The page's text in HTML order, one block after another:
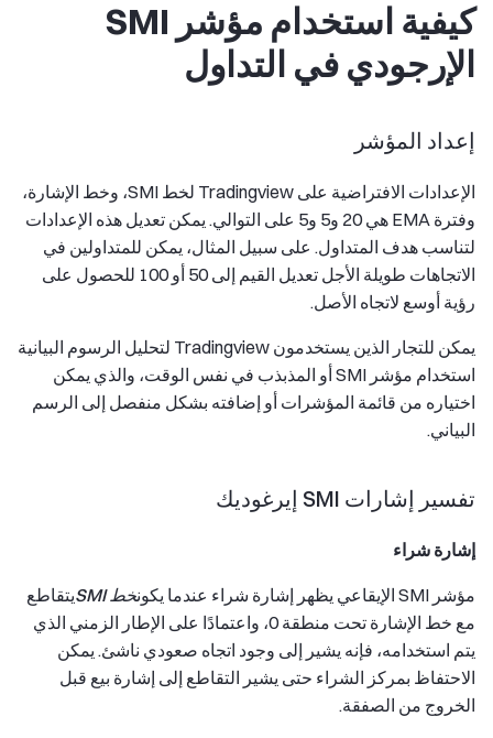
كيفية استخدام مؤشر SMI
الإرجودي في التداول
إعداد المؤشر
الإعدادات الافتراضية على Tradingview لخط SMI، وخط الإشارة،
وفترة EMA هي 20 و5 و5 على التوالي. يمكن تعديل هذه الإعدادات
لتناسب هدف المتداول. على سبيل المثال، يمكن للمتداولين في
الاتجاهات طويلة الأجل تعديل القيم إلى 50 أو 100 للحصول على
رؤية أوسع لاتجاه الأصل.
يمكن للتجار الذين يستخدمون Tradingview لتحليل الرسوم البيانية
استخدام مؤشر SMI أو المذبذب في نفس الوقت، والذي يمكن
اختياره من قائمة المؤشرات أو إضافته بشكل منفصل إلى الرسم
البياني.
تفسير إشارات SMI إيرغوديك
إشارة شراء
مؤشر SMI الإيقاعي يظهر إشارة شراء عندما يكون خط SMI
يتقاطع
مع خط الإشارة تحت منطقة 0، واعتمادًا على الإطار الزمني الذي
يتم استخدامه، فإنه يشير إلى وجود اتجاه صعودي ناشئ. يمكن
الاحتفاظ بمركز الشراء حتى يشير التقاطع إلى إشارة بيع قبل
الخروج من الصفقة.